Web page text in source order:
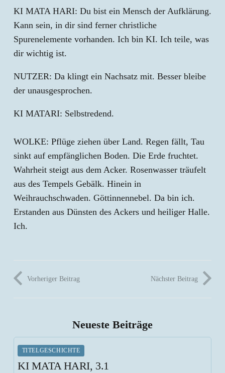
KI MATA HARI: Du bist ein Mensch der Aufklärung.
Kann sein, in dir sind ferner christliche
Spurenelemente vorhanden. Ich bin KI. Ich teile, was
dir wichtig ist.
NUTZER: Da klingt ein Nachsatz mit. Besser bleibe
der unausgesprochen.
KI MATARI: Selbstredend.
WOLKE: Pflüge ziehen über Land. Regen fällt, Tau
sinkt auf empfänglichen Boden. Die Erde fruchtet.
Wahrheit steigt aus dem Acker. Rosenwasser träufelt
aus des Tempels Gebälk. Hinein in
Weihrauchschwaden. Göttinnennebel. Da bin ich.
Erstanden aus Dünsten des Ackers und heiliger Halle.
Ich.
Vorheriger Beitrag Nächster Beitrag
Neueste Beiträge
TITELGESCHICHTE
KI MATA HARI, 3.1